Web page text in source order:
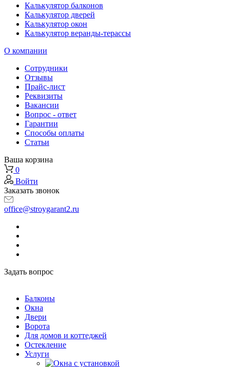
Калькулятор балконов
Калькулятор дверей
Калькулятор окон
Калькулятор веранды-терассы
О компании
Сотрудники
Отзывы
Прайс-лист
Реквизиты
Вакансии
Вопрос - ответ
Гарантии
Способы оплаты
Статьи
Ваша корзина
0
Войти
Заказать звонок
office@stroygarant2.ru
Задать вопрос
Балконы
Окна
Двери
Ворота
Для домов и коттеджей
Остекление
Услуги